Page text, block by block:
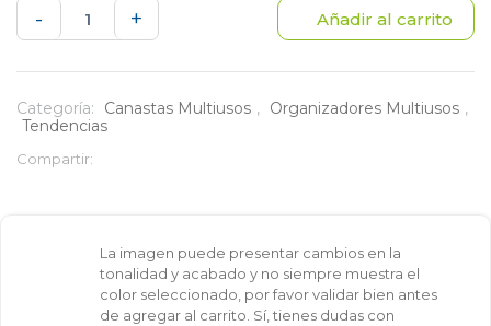
-
Canasta
cantidad
+ Añadir al carrito
Categoría: Canastas Multiusos , Organizadores Multiusos ,
Tendencias
Compartir:
La imagen puede presentar cambios en la
tonalidad y acabado y no siempre muestra el
color seleccionado, por favor validar bien antes
de agregar al carrito. Sí, tienes dudas con